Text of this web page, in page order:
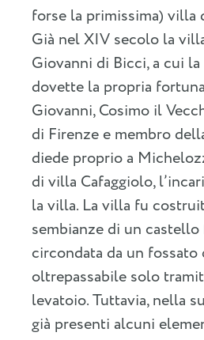
forse la primissima) villa
Già nel XIV secolo la
Giovanni di Bicci, a cui
dovette la propria
Giovanni, Cosimo il
di Firenze e membro
diede proprio a
di villa Cafaggiolo,
la villa. La villa fu
sembianze di un
circondata da un fossato
oltrepassabile solo
levatoio. Tuttavia, nella
già presenti alcuni